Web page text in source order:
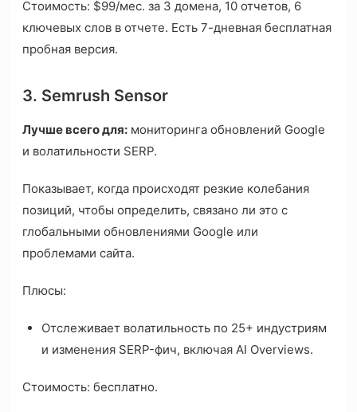
Стоимость: $99/мес. за 3 домена, 10 отчетов, 6
ключевых слов в отчете. Есть 7-дневная бесплатная
пробная версия.
3. Semrush Sensor
Лучше всего для: мониторинга обновлений Google
и волатильности SERP.
Показывает, когда происходят резкие колебания
позиций, чтобы определить, связано ли это с
глобальными обновлениями Google или
проблемами сайта.
Плюсы:
Отслеживает волатильность по 25+ индустриям
и изменения SERP-фич, включая AI Overviews.
Стоимость: бесплатно.